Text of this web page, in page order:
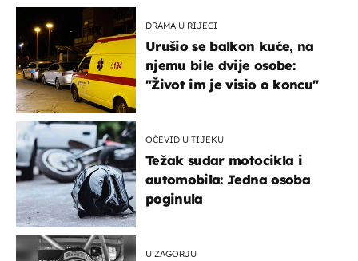
DRAMA U RIJECI
Urušio se balkon kuće, na
njemu bile dvije osobe:
"Život im je visio o koncu"
OČEVID U TIJEKU
Težak sudar motocikla i
automobila: Jedna osoba
poginula
U ZAGORJU